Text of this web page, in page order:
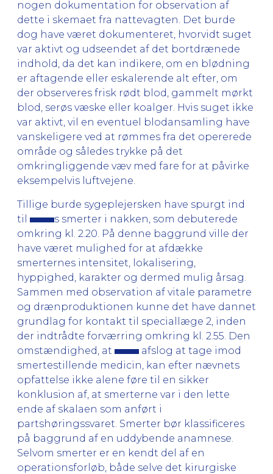
nogen dokumentation for observation af
dette i skemaet fra nattevagten. Det burde
dog have været dokumenteret, hvorvidt suget
var aktivt og udseendet af det bortdrænede
indhold, da det kan indikere, om en blødning
er aftagende eller eskalerende alt efter, om
der observeres frisk rødt blod, gammelt mørkt
blod, serøs væske eller koalger. Hvis suget ikke
var aktivt, vil en eventuel blodansamling have
vanskeligere ved at rømmes fra det opererede
område og således trykke på det
omkringliggende væv med fare for at påvirke
eksempelvis luftvejene.
Tillige burde sygeplejersken have spurgt ind
til
s smerter i nakken, som debuterede
omkring kl. 2.20. På denne baggrund ville der
have været mulighed for at afdække
smerternes intensitet, lokalisering,
hyppighed, karakter og dermed mulig årsag.
Sammen med observation af vitale parametre
og drænproduktionen kunne det have dannet
grundlag for kontakt til speciallæge 2, inden
der indtrådte forværring omkring kl. 2.55. Den
omstændighed, at
afslog at tage imod
smertestillende medicin, kan efter nævnets
opfattelse ikke alene føre til en sikker
konklusion af, at smerterne var i den lette
ende af skalaen som anført i
partshøringssvaret. Smerter bør klassificeres
på baggrund af en uddybende anamnese.
Selvom smerter er en kendt del af en
operationsforløb, både selve det kirurgiske